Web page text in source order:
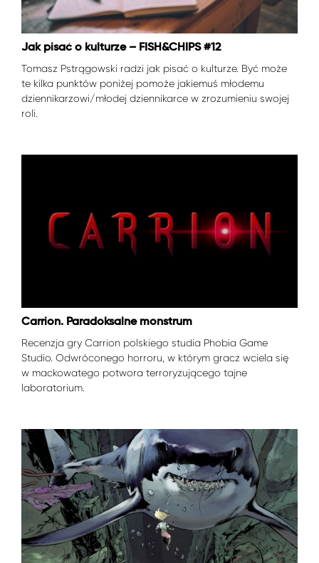
Jak pisać o kulturze – FISH&CHIPS #12
Tomasz Pstrągowski radzi jak pisać o kulturze. Być może
te kilka punktów poniżej pomoże jakiemuś młodemu
dziennikarzowi/młodej dziennikarce w zrozumieniu swojej
roli.
Carrion. Paradoksalne monstrum
Recenzja gry Carrion polskiego studia Phobia Game
Studio. Odwróconego horroru, w którym gracz wciela się
w mackowatego potwora terroryzującego tajne
laboratorium.